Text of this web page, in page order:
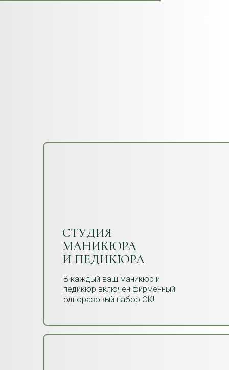
СТУДИЯ
МАНИКЮРА
И ПЕДИКЮРА
В каждый ваш маникюр и
педикюр включен фирменный
одноразовый набор ОК!